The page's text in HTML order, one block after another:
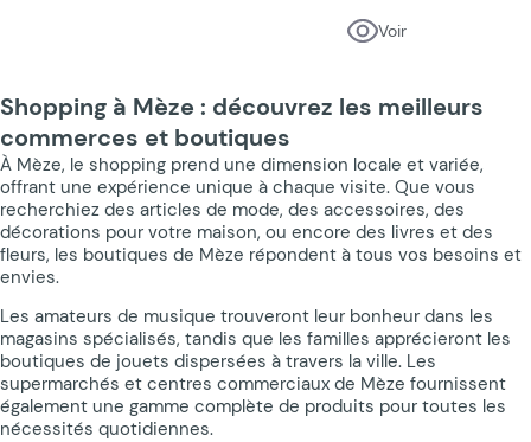
Voir
Shopping à Mèze : découvrez les meilleurs
commerces et boutiques
À Mèze, le shopping prend une dimension locale et variée,
offrant une expérience unique à chaque visite. Que vous
recherchiez des articles de mode, des accessoires, des
décorations pour votre maison, ou encore des livres et des
fleurs, les boutiques de Mèze répondent à tous vos besoins et
envies.
Les amateurs de musique trouveront leur bonheur dans les
magasins spécialisés, tandis que les familles apprécieront les
boutiques de jouets dispersées à travers la ville. Les
supermarchés et centres commerciaux de Mèze fournissent
également une gamme complète de produits pour toutes les
nécessités quotidiennes.